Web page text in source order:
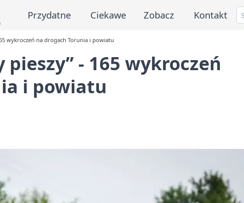
Przydatne Ciekawe Zobacz Kontakt
wykroczeń na drogach Torunia i powiatu
pieszy’’ - 165 wykroczeń
i powiatu